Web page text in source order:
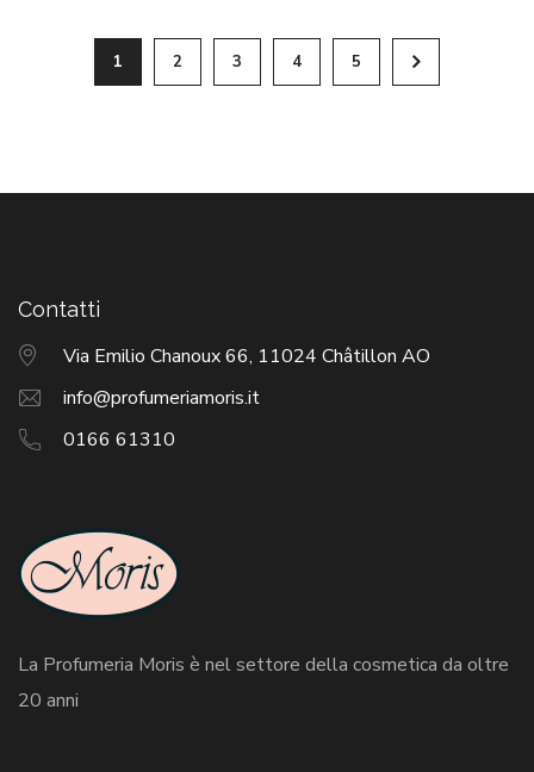
1 2 3 4 5
Contatti
Via Emilio Chanoux 66, 11024 Châtillon AO
info@profumeriamoris.it
0166 61310
La Profumeria Moris è nel settore della cosmetica da oltre
20 anni